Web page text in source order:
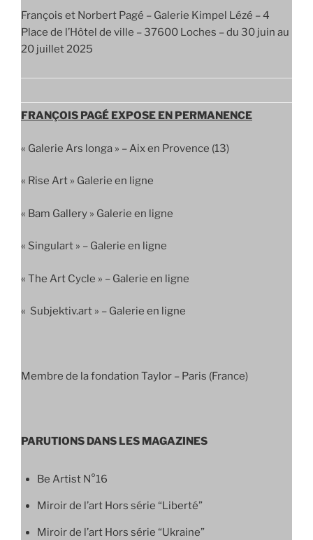
François et Norbert Pagé – Galerie Kimpel Lézé – 4
Place de l’Hôtel de ville – 37600 Loches – du 30 juin au
20 juillet 2025
FRANÇOIS PAGÉ EXPOSE EN PERMANENCE
« Galerie Ars longa » – Aix en Provence (13)
« Rise Art » Galerie en ligne
« Bam Gallery » Galerie en ligne
« Singulart » – Galerie en ligne
« The Art Cycle » – Galerie en ligne
« Subjektiv.art » – Galerie en ligne
Membre de la fondation Taylor – Paris (France)
PARUTIONS DANS LES MAGAZINES
Be Artist N°16
Miroir de l’art Hors série “Liberté”
Miroir de l’art Hors série “Ukraine”